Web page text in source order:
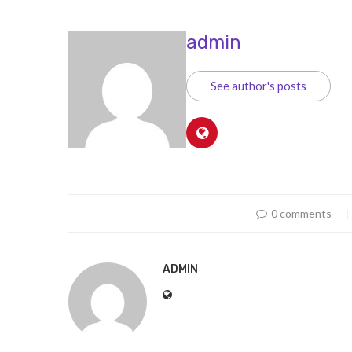
admin
See author's posts
0 comments
ADMIN